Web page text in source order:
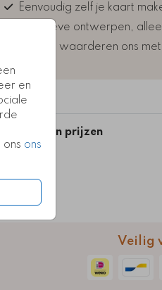
en
ons ons
Eenvoudig zelf je kaart
Exclusieve ontwerpen,
Klanten waarderen ons
en prijzen
Veilig